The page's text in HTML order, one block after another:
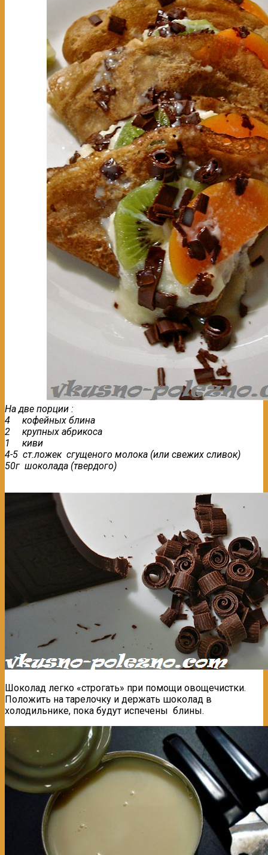
На две порции :
4 кофейных блина
2 крупных абрикоса
1 киви
4-5 ст.ложек сгущеного молока (или свежих сливок)
50г шоколада (твердого)
Шоколад легко «строгать» при помощи овощечистки.
Положить на тарелочку и держать шоколад в
холодильнике, пока будут испечены блины.